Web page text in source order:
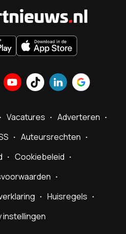
Vacatures
Adverteren
Auteursrechten
Cookiebeleid
Huisregels
instellingen